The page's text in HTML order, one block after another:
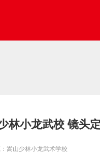
林小龙武校 镜头
嵩山少林小龙武术学校